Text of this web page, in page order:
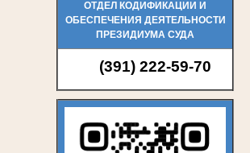
ОТДЕЛ КОДИФИКАЦИИ И
ОБЕСПЕЧЕНИЯ ДЕЯТЕЛЬНОСТИ
ПРЕЗИДИУМА СУДА
(391) 222-59-70